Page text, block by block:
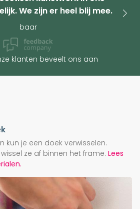
We zijn er heel blij mee.
baar
klanten beveelt ons aan
kun je een doek verwisselen.
ze af binnen het frame. Lees